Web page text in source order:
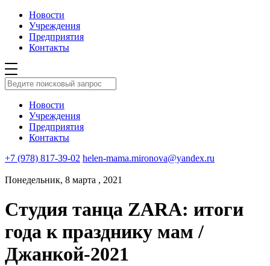
Новости
Учреждения
Предприятия
Контакты
Новости
Учреждения
Предприятия
Контакты
+7 (978) 817-39-02 helen-mama.mironova@yandex.ru
Понедельник, 8 марта , 2021
Студия танца ZARA: итоги
года к празднику мам /
Джанкой-2021